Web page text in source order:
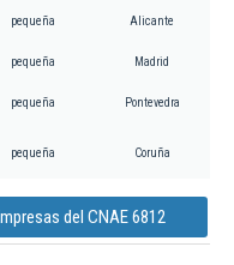
pequeña Alicante
pequeña Madrid
pequeña Pontevedra
pequeña Coruña
del CNAE 6812